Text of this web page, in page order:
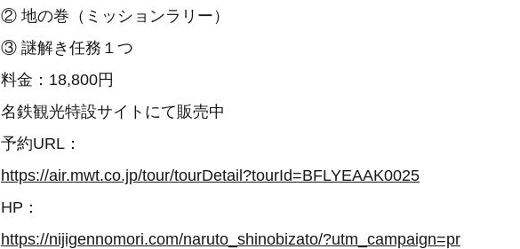
② 地の巻（ミッションラリー）
③ 謎解き任務１つ
料金：18,800円
名鉄観光特設サイトにて販売中
予約URL：
https://air.mwt.co.jp/tour/tourDetail?tourId=BFLYEAAK0025
HP：
https://nijigennomori.com/naruto_shinobizato/?utm_campaign=pr